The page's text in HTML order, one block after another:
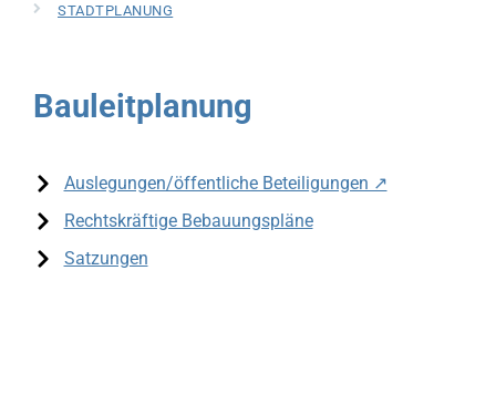
STADTPLANUNG
Bauleitplanung
Auslegungen/öffentliche Beteiligungen ↗
Rechtskräftige Bebauungspläne
Satzungen